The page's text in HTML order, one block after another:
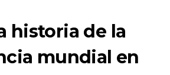
historia de la
mundial en